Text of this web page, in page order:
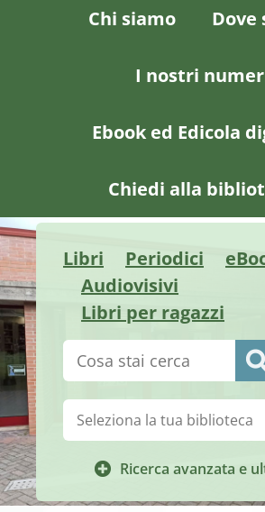
Chi siamo Dove
I nostri
Ebook ed Edicola
Chiedi alla
Libri Periodici
Audiovisivi
Libri per ragazzi
Cerca su "Catalogo"
Ricerca avanzata e
Biblioteca: